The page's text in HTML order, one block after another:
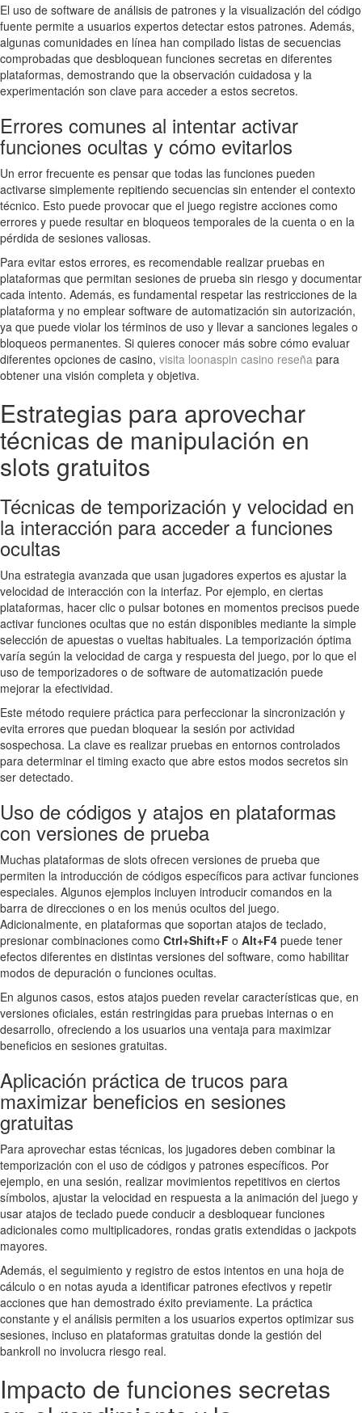
El uso de software de análisis de patrones y la visualización del código
fuente permite a usuarios expertos detectar estos patrones. Además,
algunas comunidades en línea han compilado listas de secuencias
comprobadas que desbloquean funciones secretas en diferentes
plataformas, demostrando que la observación cuidadosa y la
experimentación son clave para acceder a estos secretos.
Errores comunes al intentar activar
funciones ocultas y cómo evitarlos
Un error frecuente es pensar que todas las funciones pueden
activarse simplemente repitiendo secuencias sin entender el contexto
técnico. Esto puede provocar que el juego registre acciones como
errores y puede resultar en bloqueos temporales de la cuenta o en la
pérdida de sesiones valiosas.
Para evitar estos errores, es recomendable realizar pruebas en
plataformas que permitan sesiones de prueba sin riesgo y documentar
cada intento. Además, es fundamental respetar las restricciones de la
plataforma y no emplear software de automatización sin autorización,
ya que puede violar los términos de uso y llevar a sanciones legales o
bloqueos permanentes. Si quieres conocer más sobre cómo evaluar
diferentes opciones de casino, visita loonaspin casino reseña para
obtener una visión completa y objetiva.
Estrategias para aprovechar
técnicas de manipulación en
slots gratuitos
Técnicas de temporización y velocidad en
la interacción para acceder a funciones
ocultas
Una estrategia avanzada que usan jugadores expertos es ajustar la
velocidad de interacción con la interfaz. Por ejemplo, en ciertas
plataformas, hacer clic o pulsar botones en momentos precisos puede
activar funciones ocultas que no están disponibles mediante la simple
selección de apuestas o vueltas habituales. La temporización óptima
varía según la velocidad de carga y respuesta del juego, por lo que el
uso de temporizadores o de software de automatización puede
mejorar la efectividad.
Este método requiere práctica para perfeccionar la sincronización y
evita errores que puedan bloquear la sesión por actividad
sospechosa. La clave es realizar pruebas en entornos controlados
para determinar el timing exacto que abre estos modos secretos sin
ser detectado.
Uso de códigos y atajos en plataformas
con versiones de prueba
Muchas plataformas de slots ofrecen versiones de prueba que
permiten la introducción de códigos específicos para activar funciones
especiales. Algunos ejemplos incluyen introducir comandos en la
barra de direcciones o en los menús ocultos del juego.
Adicionalmente, en plataformas que soportan atajos de teclado,
presionar combinaciones como Ctrl+Shift+F o Alt+F4 puede tener
efectos diferentes en distintas versiones del software, como habilitar
modos de depuración o funciones ocultas.
En algunos casos, estos atajos pueden revelar características que, en
versiones oficiales, están restringidas para pruebas internas o en
desarrollo, ofreciendo a los usuarios una ventaja para maximizar
beneficios en sesiones gratuitas.
Aplicación práctica de trucos para
maximizar beneficios en sesiones
gratuitas
Para aprovechar estas técnicas, los jugadores deben combinar la
temporización con el uso de códigos y patrones específicos. Por
ejemplo, en una sesión, realizar movimientos repetitivos en ciertos
símbolos, ajustar la velocidad en respuesta a la animación del juego y
usar atajos de teclado puede conducir a desbloquear funciones
adicionales como multiplicadores, rondas gratis extendidas o jackpots
mayores.
Además, el seguimiento y registro de estos intentos en una hoja de
cálculo o en notas ayuda a identificar patrones efectivos y repetir
acciones que han demostrado éxito previamente. La práctica
constante y el análisis permiten a los usuarios expertos optimizar sus
sesiones, incluso en plataformas gratuitas donde la gestión del
bankroll no involucra riesgo real.
Impacto de funciones secretas